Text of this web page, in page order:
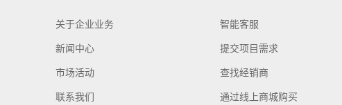
关于企业业务
新闻中心
市场活动
联系我们
智能客服
提交项目需求
查找经销商
通过线上商城购买